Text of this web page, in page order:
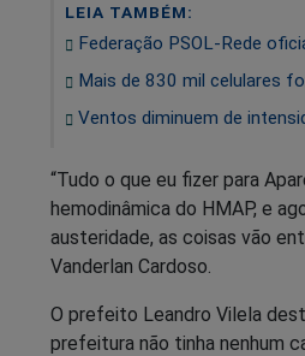
LEIA TAMBÉM:
Federação PSOL-Rede
Mais de 830 mil celulares
Ventos diminuem de
“Tudo o que eu fizer para
hemodinâmica do HMAP, e
austeridade, as coisas vão
Vanderlan Cardoso.
O prefeito Leandro Vilela
prefeitura não tinha nenhum